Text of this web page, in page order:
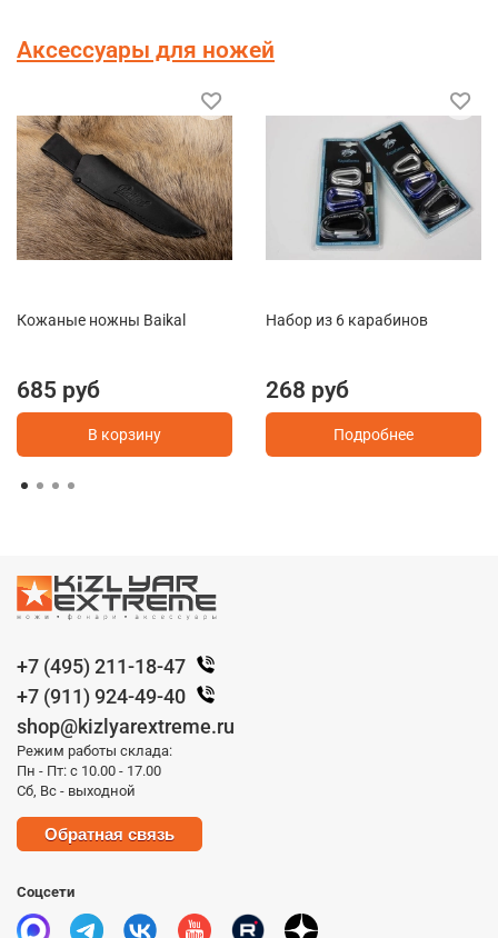
Аксессуары для ножей
Кожаные ножны Baikal
685 руб
В корзину
Набор из 6 карабинов
268 руб
Подробнее
+7 (495) 211-18-47
+7 (911) 924-49-40
shop@kizlyarextreme.ru
Режим работы склада:
Пн - Пт: с 10.00 - 17.00
Сб, Вс - выходной
Обратная связь
Соцсети